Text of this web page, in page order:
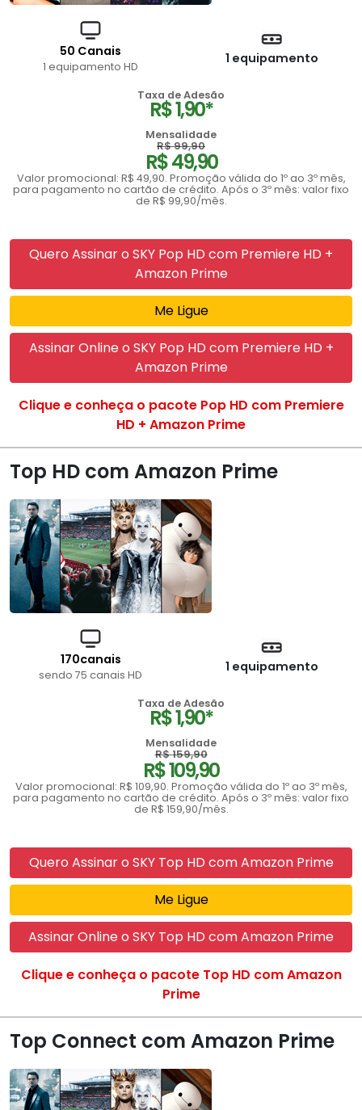
50 Canais
1 equipamento HD
1 equipamento
Taxa de Adesão
R$ 1,90*
Mensalidade
R$ 99,90
R$ 49,90
Valor promocional: R$ 49,90. Promoção válida do 1º ao 3º mês,
para pagamento no cartão de crédito. Após o 3º mês: valor fixo
de R$ 99,90/mês.
Quero Assinar o SKY Pop HD com Premiere HD +
Amazon Prime
Me Ligue
Assinar Online o SKY Pop HD com Premiere HD +
Amazon Prime
Clique e conheça o pacote Pop HD com Premiere
HD + Amazon Prime
Top HD com Amazon Prime
170canais
sendo 75 canais HD
1 equipamento
Taxa de Adesão
R$ 1,90*
Mensalidade
R$ 159,90
R$ 109,90
Valor promocional: R$ 109,90. Promoção válida do 1º ao 3º mês,
para pagamento no cartão de crédito. Após o 3º mês: valor fixo
de R$ 159,90/mês.
Quero Assinar o SKY Top HD com Amazon Prime
Me Ligue
Assinar Online o SKY Top HD com Amazon Prime
Clique e conheça o pacote Top HD com Amazon
Prime
Top Connect com Amazon Prime